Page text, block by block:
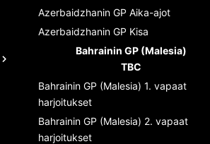
Azerbaidzhanin GP Aika-ajot
Azerbaidzhanin GP Kisa
Bahrainin GP (Malesia)
TBC
Bahrainin GP (Malesia) 1. vapaat
harjoitukset
Bahrainin GP (Malesia) 2. vapaat
harjoitukset